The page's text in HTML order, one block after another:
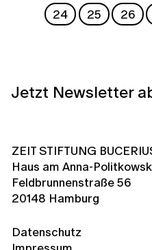
24
25 26
Jetzt Newsletter
ZEIT STIFTUNG
Haus am Anna-
Feldbrunnenstraße 56
20148 Hamburg
Datenschutz